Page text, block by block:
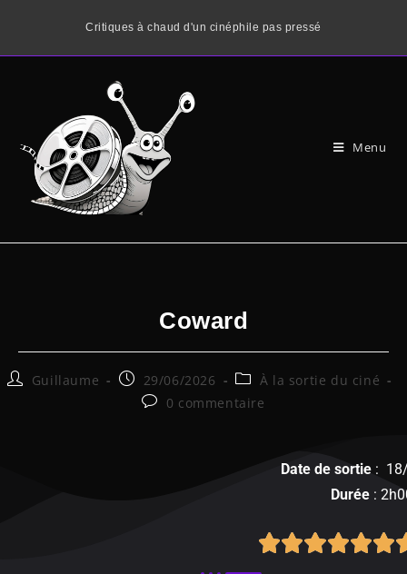
Critiques à chaud d'un cinéphile pas pressé
Menu
Coward
Guillaume 29/06/2026
À la sortie du ciné
0 commentaire
Date de sortie:
Durée :